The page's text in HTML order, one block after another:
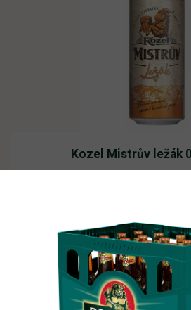
Kozel Mistrův ležák
29,85
Čtěte více